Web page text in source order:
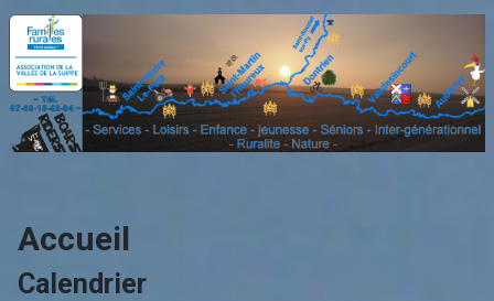
Accueil
Calendrier